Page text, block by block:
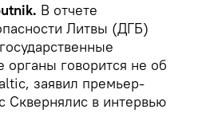
В отчете
Литвы (ДГБ)
органы говорится не об
заявил премьер-
Сквернялис в интервью